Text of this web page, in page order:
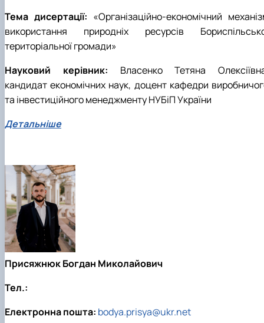
Тема дисертації: «Організаційно-економічний
використання природніх ресурсів
територіальної громади»
Науковий керівник: Власенко Тетяна
кандидат економічних наук, доцент кафедри
та інвестиційного менеджменту НУБіП України
Детальніше
Присяжнюк Богдан Миколайович
Тел.:
Електронна пошта: bodya.prisya@ukr.net